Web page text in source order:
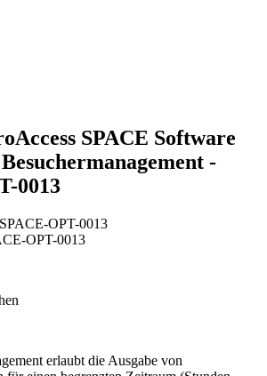
SPACE Software
-
0013
OPT-0013
OPT-0013
erlaubt die Ausgabe von